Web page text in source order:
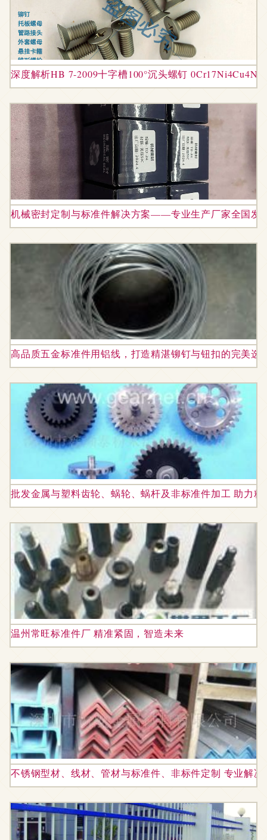
深度解析HB 7-2009十字槽100°沉头螺钉
机械密封定制与标准件解决方案——专业生产厂家全国发
高品质五金标准件用铝线，打造精湛铆钉与钮扣的完美选
批发金属与塑料齿轮、蜗轮、蜗杆及非标准件加工 助力
温州常旺标准件厂 精准紧固，智造未来
不锈钢型材、线材、管材与标准件、非标件定制 专业解